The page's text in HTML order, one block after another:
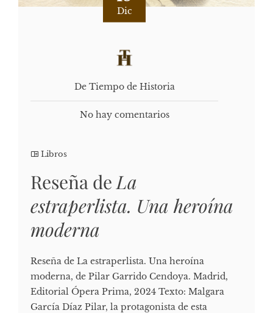
Dic
De Tiempo de Historia
No hay comentarios
Libros
Reseña de La
estraperlista. Una heroína
moderna
Reseña de La estraperlista. Una heroína
moderna, de Pilar Garrido Cendoya. Madrid,
Editorial Ópera Prima, 2024 Texto: Malgara
García Díaz Pilar, la protagonista de esta